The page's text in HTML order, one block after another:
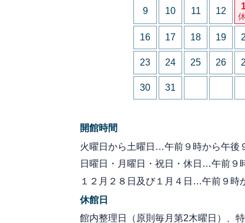
9 10 11 12
16 17 18 19
23 24 25 26
30 31
開館時間
火曜日から土曜日…午前９時から午後
日曜日・月曜日・祝日・休日…午前９
１２月２８日及び１月４日…午前９時
休館日
館内整理日（原則毎月第2木曜日）、